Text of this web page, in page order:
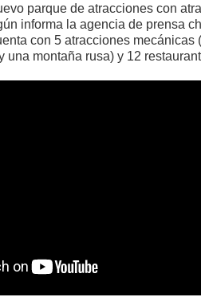
parque de atracciones con
informa la agencia de prensa
con 5 atracciones mecánicas
una montaña rusa) y 12